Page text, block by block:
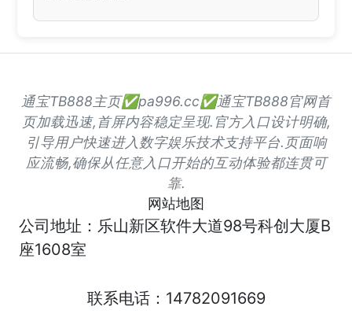
通宝TB888主页✅pa996.cc✅通宝TB888官网首
页加载迅速,首屏内容稳定呈现.官方入口设计明确,
引导用户快速进入数字娱乐技术支持平台.页面响
应流畅,确保从任意入口开始的互动体验都连贯可
靠.
网站地图
公司地址：乐山新区软件大道98号科创大厦B
座1608室
联系电话：14782091669